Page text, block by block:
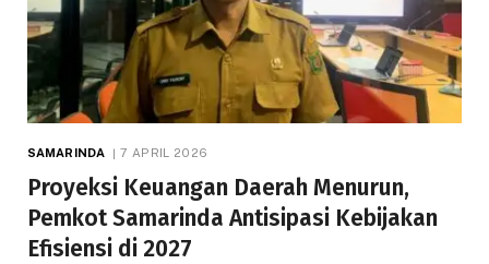
SAMARINDA 7 APRIL 2026
Proyeksi Keuangan Daerah Menurun,
Pemkot Samarinda Antisipasi Kebijakan
Efisiensi di 2027